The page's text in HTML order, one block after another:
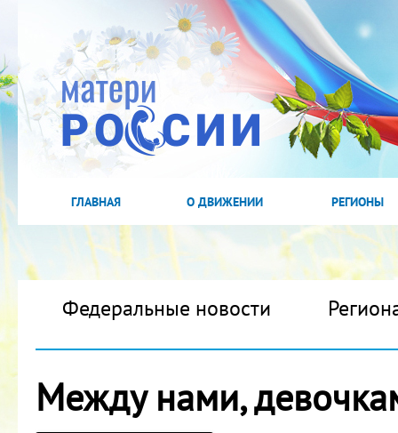
ГЛАВНАЯ О ДВИЖЕНИИ РЕГИОНЫ
Федеральные новости
Между нами,